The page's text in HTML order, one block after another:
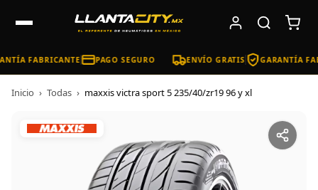
FABRICANTE PAGO SEGURO ENVÍO GRATIS GARANTÍA
Inicio › Todas › maxxis victra sport 5 235/40/zr19 96 y xl